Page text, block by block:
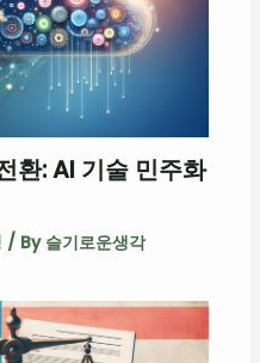
환: AI 기술 민주화
/ By 슬기로운생각